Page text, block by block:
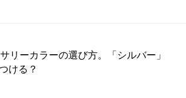
リーカラーの選び方。「シルバー」
ける？